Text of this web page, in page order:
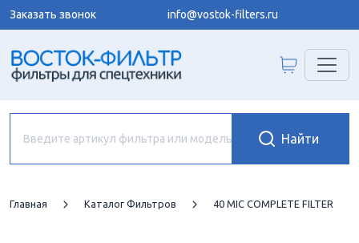
Заказать звонок info@vostok-filters.ru
Главная Каталог Фильтров 40 MIC COMPLETE FILTER